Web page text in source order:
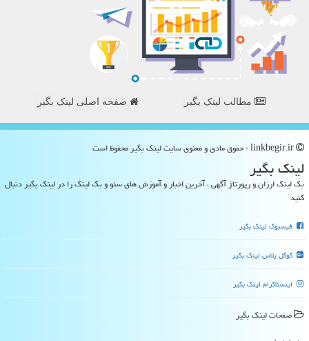
مطالب لینک بگیر صفحه اصلی لینک بگیر
لینك بگیر
بک لینک ارزان و رپورتاژ آگهی ، آخرین اخبار و آموزش های سئو و بک لینک را در لینک بگیر دنبال
کنید
فیسبوک لینک بگیر
گوگل پلاس لینک بگیر
اینستاگرام لینک بگیر
صفحات لینك بگیر